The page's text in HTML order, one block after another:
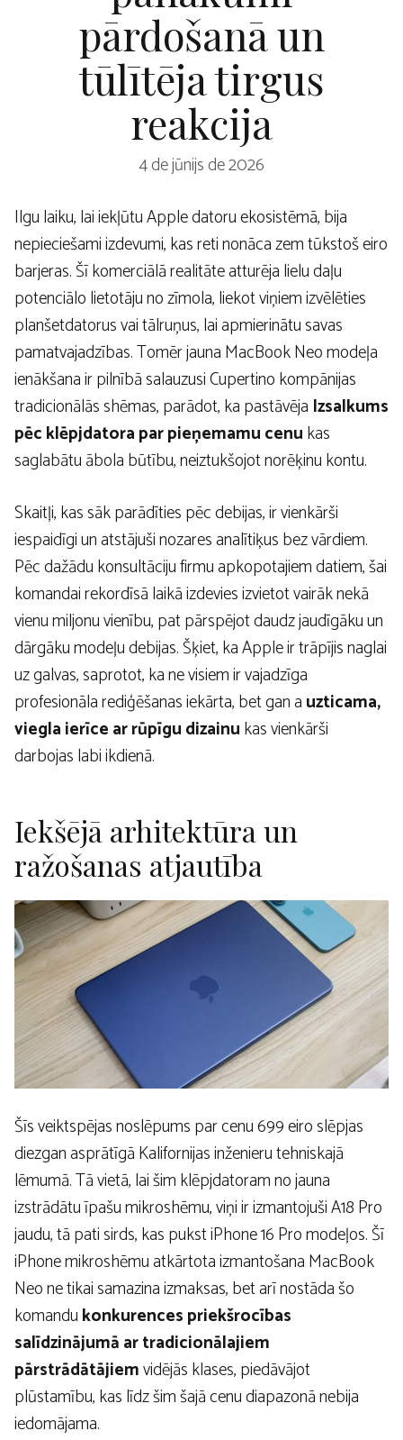
pārdošanā un
tūlītēja tirgus
reakcija
4 de jūnijs de 2026
Ilgu laiku, lai iekļūtu Apple datoru ekosistēmā, bija
nepieciešami izdevumi, kas reti nonāca zem tūkstoš eiro
barjeras. Šī komerciālā realitāte atturēja lielu daļu
potenciālo lietotāju no zīmola, liekot viņiem izvēlēties
planšetdatorus vai tālruņus, lai apmierinātu savas
pamatvajadzības. Tomēr jauna MacBook Neo modeļa
ienākšana ir pilnībā salauzusi Cupertino kompānijas
tradicionālās shēmas, parādot, ka pastāvēja Izsalkums
pēc klēpjdatora par pieņemamu cenukas
saglabātu ābola būtību, neiztukšojot norēķinu kontu.
Skaitļi, kas sāk parādīties pēc debijas, ir vienkārši
iespaidīgi un atstājuši nozares analītiķus bez vārdiem.
Pēc dažādu konsultāciju firmu apkopotajiem datiem, šai
komandai rekordīsā laikā izdevies izvietot vairāk nekā
vienu miljonu vienību, pat pārspējot daudz jaudīgāku un
dārgāku modeļu debijas. Šķiet, ka Apple ir trāpījis naglai
uz galvas, saprotot, ka ne visiem ir vajadzīga
profesionāla rediģēšanas iekārta, bet gan auzticama,
viegla ierīce ar rūpīgu dizainukas vienkārši
darbojas labi ikdienā.
Iekšējā arhitektūra un
ražošanas atjautība
Šīs veiktspējas noslēpums par cenu 699 eiro slēpjas
diezgan asprātīgā Kalifornijas inženieru tehniskajā
lēmumā. Tā vietā, lai šim klēpjdatoram no jauna
izstrādātu īpašu mikroshēmu, viņi ir izmantojuši A18 Pro
jaudu, tā pati sirds, kas pukst iPhone 16 Pro modeļos. Šī
iPhone mikroshēmu atkārtota izmantošana MacBook
Neo ne tikai samazina izmaksas, bet arī nostāda šo
komandukonkurences priekšrocības
salīdzinājumā ar tradicionālajiem
pārstrādātājiemvidējās klases, piedāvājot
plūstamību, kas līdz šim šajā cenu diapazonā nebija
iedomājama.